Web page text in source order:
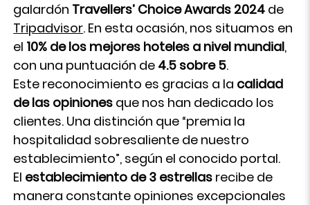
galardón Travellers’ Choice Awards 2024 de
Tripadvisor. En esta ocasión, nos situamos en
el 10% de los mejores hoteles a nivel mundial,
con una puntuación de 4.5 sobre 5.
Este reconocimiento es gracias a la calidad
de las opiniones que nos han dedicado los
clientes. Una distinción que “premia la
hospitalidad sobresaliente de nuestro
establecimiento”, según el conocido portal.
El establecimiento de 3 estrellas recibe de
manera constante opiniones excepcionales